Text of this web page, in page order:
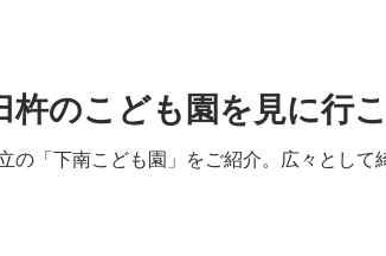
のこども園を見に行
の「下南こども園」をご紹介。広々として